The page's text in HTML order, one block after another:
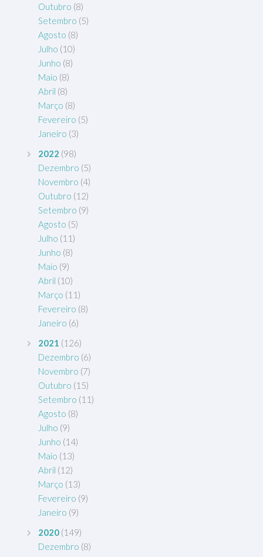
Outubro (8)
Setembro (5)
Agosto (8)
Julho (10)
Junho (8)
Maio (8)
Abril (8)
Março (8)
Fevereiro (5)
Janeiro (3)
2022 (98)
Dezembro (5)
Novembro (4)
Outubro (12)
Setembro (9)
Agosto (5)
Julho (11)
Junho (8)
Maio (9)
Abril (10)
Março (11)
Fevereiro (8)
Janeiro (6)
2021 (126)
Dezembro (6)
Novembro (7)
Outubro (15)
Setembro (11)
Agosto (8)
Julho (9)
Junho (14)
Maio (13)
Abril (12)
Março (13)
Fevereiro (9)
Janeiro (9)
2020 (149)
Dezembro (8)